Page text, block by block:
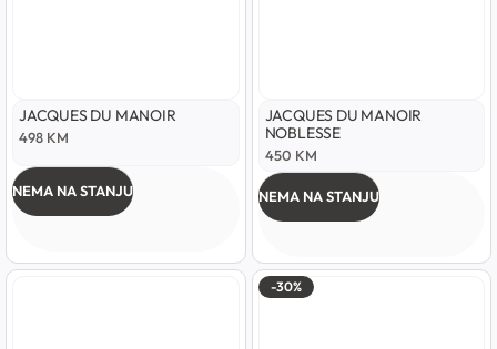
JACQUES DU MANOIR
498 KM
NEMA NA STANJU
JACQUES DU MANOIR
NOBLESSE
450 KM
NEMA NA STANJU
-30%